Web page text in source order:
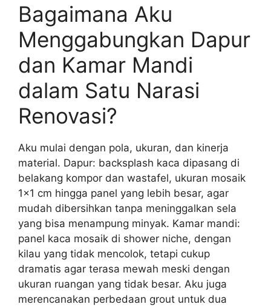
Bagaimana Aku
Menggabungkan Dapur
dan Kamar Mandi
dalam Satu Narasi
Renovasi?
Aku mulai dengan pola, ukuran, dan kinerja
material. Dapur: backsplash kaca dipasang di
belakang kompor dan wastafel, ukuran mosaik
1×1 cm hingga panel yang lebih besar, agar
mudah dibersihkan tanpa meninggalkan sela
yang bisa menampung minyak. Kamar mandi:
panel kaca mosaik di shower niche, dengan
kilau yang tidak mencolok, tetapi cukup
dramatis agar terasa mewah meski dengan
ukuran ruangan yang tidak besar. Aku juga
merencanakan perbedaan grout untuk dua